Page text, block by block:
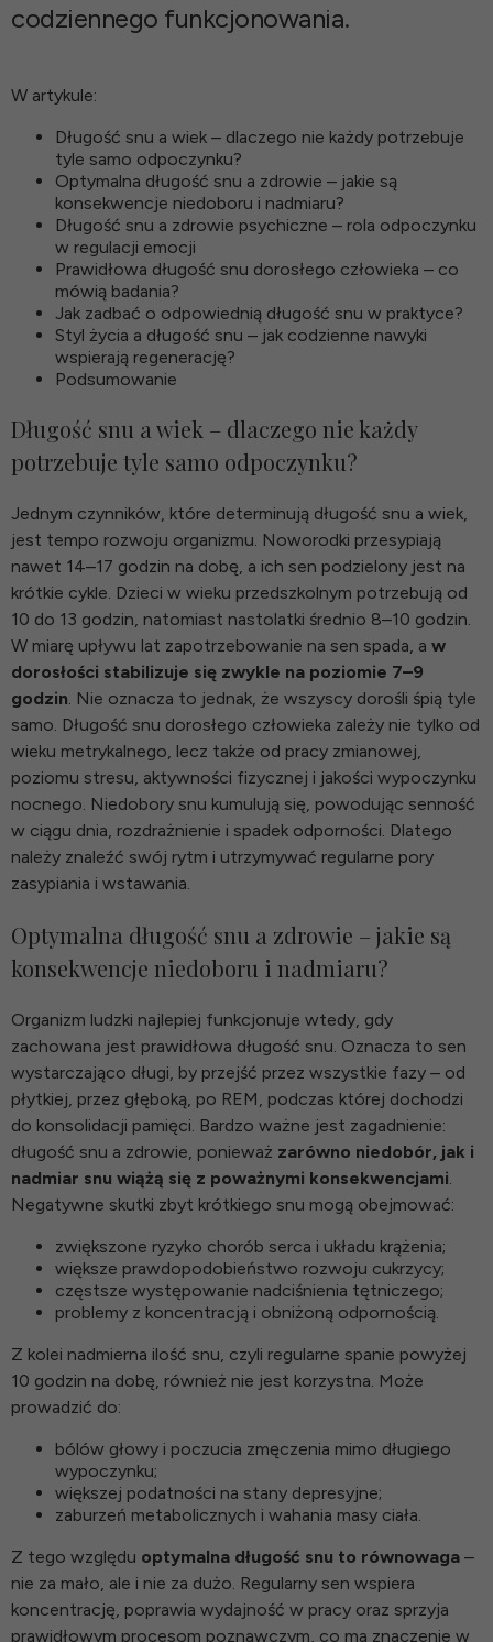
codziennego funkcjonowania.
W artykule:
Długość snu a wiek – dlaczego nie każdy potrzebuje
tyle samo odpoczynku?
Optymalna długość snu a zdrowie – jakie są
konsekwencje niedoboru i nadmiaru?
Długość snu a zdrowie psychiczne – rola odpoczynku
w regulacji emocji
Prawidłowa długość snu dorosłego człowieka – co
mówią badania?
Jak zadbać o odpowiednią długość snu w praktyce?
Styl życia a długość snu – jak codzienne nawyki
wspierają regenerację?
Podsumowanie
Długość snu a wiek – dlaczego nie każdy
potrzebuje tyle samo odpoczynku?
Jednym czynników, które determinują długość snu a wiek,
jest tempo rozwoju organizmu. Noworodki przesypiają
nawet 14–17 godzin na dobę, a ich sen podzielony jest na
krótkie cykle. Dzieci w wieku przedszkolnym potrzebują od
10 do 13 godzin, natomiast nastolatki średnio 8–10 godzin.
W miarę upływu lat zapotrzebowanie na sen spada, a w
dorosłości stabilizuje się zwykle na poziomie 7–9
godzin . Nie oznacza to jednak, że wszyscy dorośli śpią tyle
samo. Długość snu dorosłego człowieka zależy nie tylko od
wieku metrykalnego, lecz także od pracy zmianowej,
poziomu stresu, aktywności fizycznej i jakości wypoczynku
nocnego. Niedobory snu kumulują się, powodując senność
w ciągu dnia, rozdrażnienie i spadek odporności. Dlatego
należy znaleźć swój rytm i utrzymywać regularne pory
zasypiania i wstawania.
Optymalna długość snu a zdrowie – jakie są
konsekwencje niedoboru i nadmiaru?
Organizm ludzki najlepiej funkcjonuje wtedy, gdy
zachowana jest prawidłowa długość snu. Oznacza to sen
wystarczająco długi, by przejść przez wszystkie fazy – od
płytkiej, przez głęboką, po REM, podczas której dochodzi
do konsolidacji pamięci. Bardzo ważne jest zagadnienie:
długość snu a zdrowie, ponieważ zarówno niedobór, jak i
nadmiar snu wiążą się z poważnymi konsekwencjami
Negatywne skutki zbyt krótkiego snu mogą obejmować:
zwiększone ryzyko chorób serca i układu krążenia;
większe prawdopodobieństwo rozwoju cukrzycy;
częstsze występowanie nadciśnienia tętniczego;
problemy z koncentracją i obniżoną odpornością.
Z kolei nadmierna ilość snu, czyli regularne spanie powyżej
10 godzin na dobę, również nie jest korzystna. Może
prowadzić do:
bólów głowy i poczucia zmęczenia mimo długiego
wypoczynku;
większej podatności na stany depresyjne;
zaburzeń metabolicznych i wahania masy ciała.
Z tego względu optymalna długość snu to równowaga –
nie za mało, ale i nie za dużo. Regularny sen wspiera
koncentrację, poprawia wydajność w pracy oraz sprzyja
prawidłowym procesom poznawczym, co ma znaczenie w